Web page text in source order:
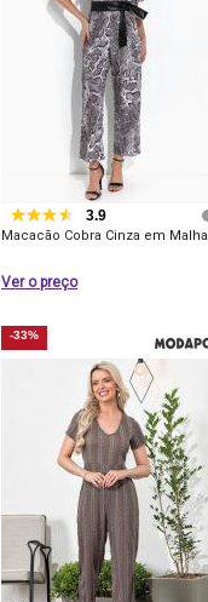
3.9
Macacão Cobra Cinza em Malha
Ver o preço
-33%